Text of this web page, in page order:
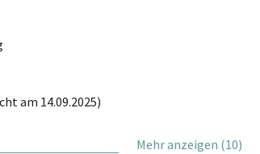
am 14.09.2025)
Mehr anzeigen (10)